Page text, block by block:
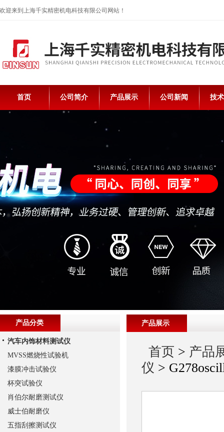
欢迎来到上海千实精密机电科技有限公司网站！
首页 公司简介 产品展示 公司新闻 技
产品展示
首页 > 产品
仪 >
产品分类
汽车内饰材料测试仪
MVSS燃烧性试验机
漆膜冲击试验仪
杯突试验仪
肖伯尔耐磨测试仪
威士伯耐磨仪
五指刮擦测试仪